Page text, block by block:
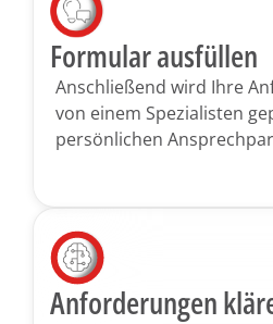
Formular ausfüllen
Anschließend wird Ihre
von einem Spezia­listen
persönlichen
Anforderungen